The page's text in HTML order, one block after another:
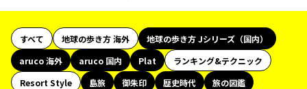
すべて 地球の歩き方 海外
地球の歩き方 Jシリーズ（国内）
aruco 海外
aruco 国内 Plat
ランキング&テクニック
Resort Style
島旅 御朱印 歴史時代
旅の図鑑